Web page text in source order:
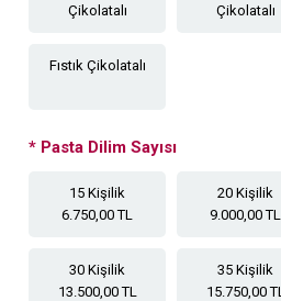
Çikolatalı
Çikolatalı
Fıstık Çikolatalı
* Pasta Dilim Sayısı
15 Kişilik
6.750,00 TL
20 Kişilik
9.000,00 TL
30 Kişilik
13.500,00 TL
35 Kişilik
15.750,00 TL